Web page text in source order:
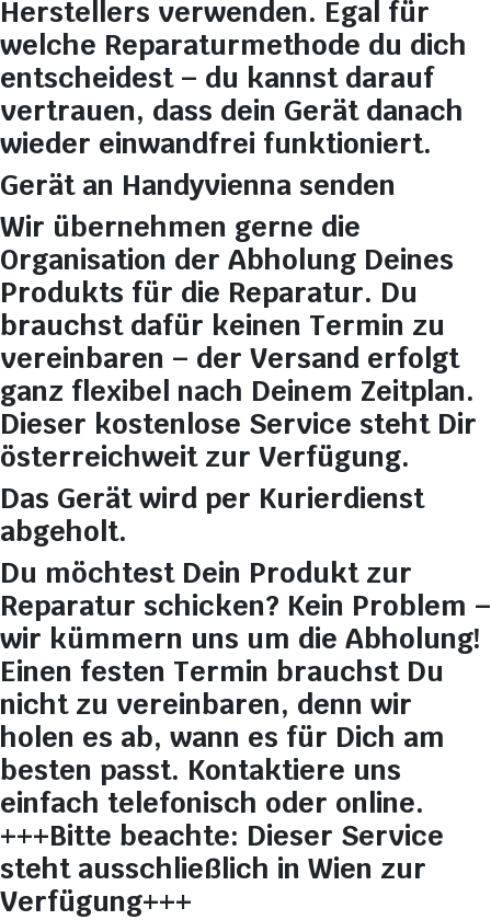
Herstellers verwenden. Egal für
welche Reparaturmethode du dich
entscheidest – du kannst darauf
vertrauen, dass dein Gerät danach
wieder einwandfrei funktioniert.
Gerät an Handyvienna senden
Wir übernehmen gerne die
Organisation der Abholung Deines
Produkts für die Reparatur. Du
brauchst dafür keinen Termin zu
vereinbaren – der Versand erfolgt
ganz flexibel nach Deinem Zeitplan.
Dieser kostenlose Service steht Dir
österreichweit zur Verfügung.
Das Gerät wird per Kurierdienst
abgeholt.
Du möchtest Dein Produkt zur
Reparatur schicken? Kein Problem –
wir kümmern uns um die Abholung!
Einen festen Termin brauchst Du
nicht zu vereinbaren, denn wir
holen es ab, wann es für Dich am
besten passt. Kontaktiere uns
einfach telefonisch oder online.
+++Bitte beachte: Dieser Service
steht ausschließlich in Wien zur
Verfügung+++